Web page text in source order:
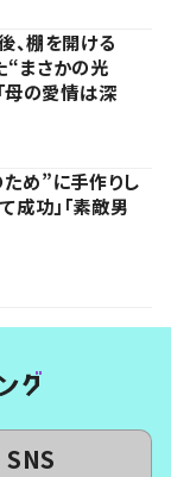
、棚を開ける
まさかの光
母の愛情は深
め”に手作りし
成功」「素敵男
SNS